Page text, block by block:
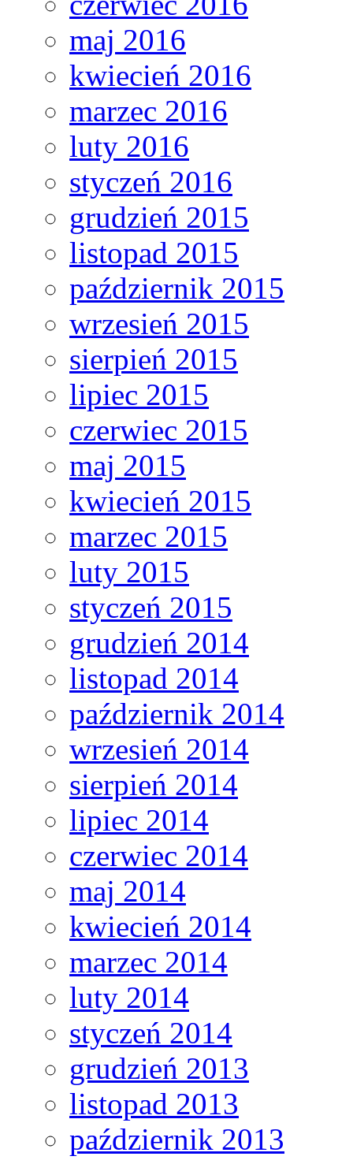
maj 2016
kwiecień 2016
marzec 2016
luty 2016
styczeń 2016
grudzień 2015
listopad 2015
październik 2015
wrzesień 2015
sierpień 2015
lipiec 2015
czerwiec 2015
maj 2015
kwiecień 2015
marzec 2015
luty 2015
styczeń 2015
grudzień 2014
listopad 2014
październik 2014
wrzesień 2014
sierpień 2014
lipiec 2014
czerwiec 2014
maj 2014
kwiecień 2014
marzec 2014
luty 2014
styczeń 2014
grudzień 2013
listopad 2013
październik 2013